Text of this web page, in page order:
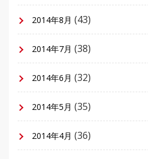
2014年8月 (43)
2014年7月 (38)
2014年6月 (32)
2014年5月 (35)
2014年4月 (36)